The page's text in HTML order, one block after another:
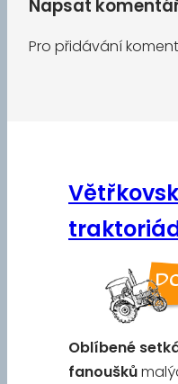
Napsat
Pro přidávání
Oblíbené
fanoušků